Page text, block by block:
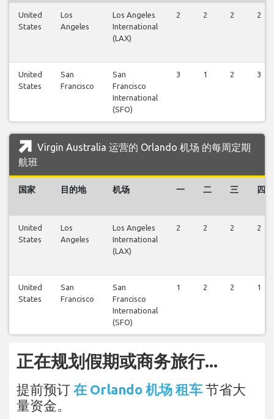
United
States
Los
Angeles
Los Angeles
International
(LAX)
2 2 2 2
United
States
San
Francisco
San
Francisco
International
(SFO)
3 1 2 3
Virgin Australia 运营的 Orlando 机场 的每周定期
航班
国家 目的地 机场 一 二 三 四
United
States
Los
Angeles
Los Angeles
International
(LAX)
2 2 2 2
United
States
San
Francisco
San
Francisco
International
(SFO)
1 2 2 1
正在规划假期或商务旅行...
提前预订 在 Orlando 机场 租车 节省大
量资金。